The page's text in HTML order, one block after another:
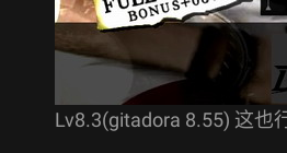
Lv8.3(gitadora 8.55) 这也